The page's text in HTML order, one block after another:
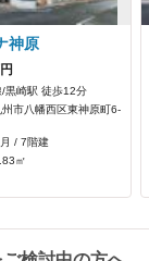
神原
/黒崎駅 徒歩12分
市八幡西区東神原町6-
/ 7階建
㎡